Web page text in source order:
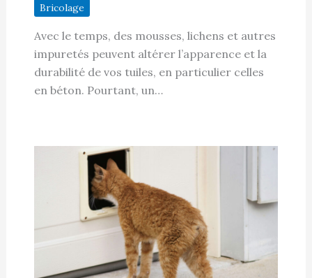
Bricolage
Avec le temps, des mousses, lichens et autres
impuretés peuvent altérer l’apparence et la
durabilité de vos tuiles, en particulier celles
en béton. Pourtant, un…